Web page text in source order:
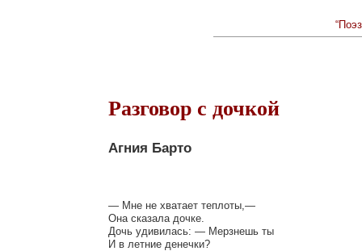
Разговор с дочкой
Агния Барто
— Мне не хватает теплоты,—
Она сказала дочке.
Дочь удивилась: — Мерзнешь ты
И в летние денечки?